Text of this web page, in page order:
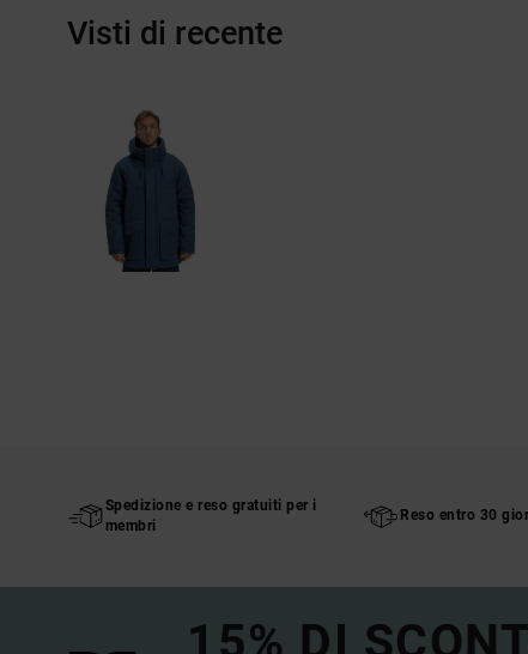
Visti di recente
Spedizione e reso gratuiti per i
membri
Reso entro 30
15% DI